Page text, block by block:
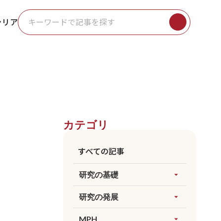
リア
カテゴリ
すべての記事
研究の基礎 arrow_drop_up
すべてを見る
研究の発展 arrow_drop_up
すべてを見る
MPH arrow_drop_up